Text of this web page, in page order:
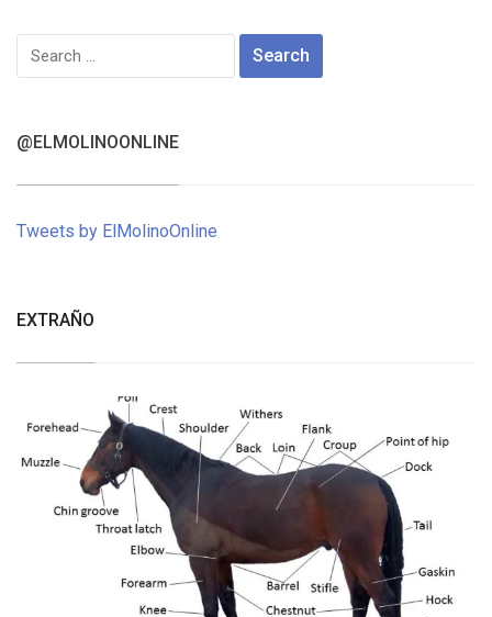
Search
for:
@ELMOLINOONLINE
Tweets by ElMolinoOnline
EXTRAÑO